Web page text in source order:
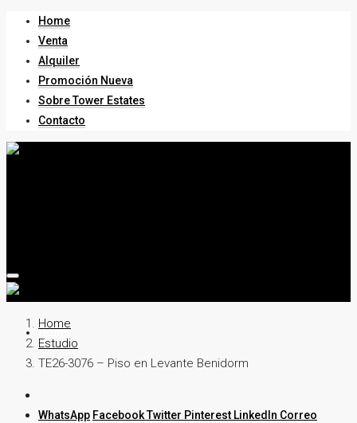
Home
Venta
Alquiler
Promoción Nueva
Sobre Tower Estates
Contacto
Home
Home
Estudio
TE26-3076 – Piso en Levante Benidorm
WhatsApp FacebookTwitter Pinterest LinkedIn Correo